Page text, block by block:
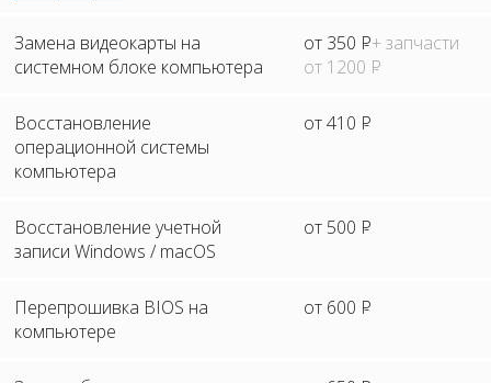
Замена видеокарты на
системном блоке компьютера
от 350 Р+ запчасти
от 1200 Р
Восстановление
операционной системы
компьютера
от 410 Р
Восстановление учетной
записи Windows / macOS
от 500 Р
Перепрошивка BIOS на
компьютере
от 600 Р